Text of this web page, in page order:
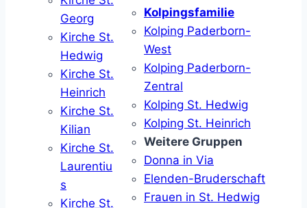
Georg
Kirche St.
Hedwig
Kirche St.
Heinrich
Kirche St.
Kilian
Kirche St.
Laurentiu
s
Kirche St.
Kolpingsfamilie
Kolping Paderborn-
West
Kolping Paderborn-
Zentral
Kolping St. Hedwig
Kolping St. Heinrich
Weitere Gruppen
Donna in Via
Elenden-Bruderschaft
Frauen in St. Hedwig